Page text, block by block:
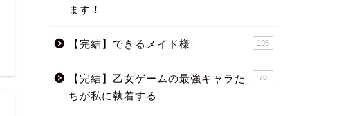
ます！
【完結】できるメイド様 198
【完結】乙女ゲームの最強キャラた
ちが私に執着する
78